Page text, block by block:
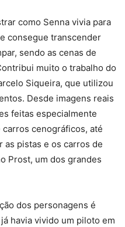
como Senna vivia para
consegue transcender
sendo as cenas de
muito o trabalho do
Siqueira, que utilizou
Desde imagens reais
feitas especialmente
cenográficos, até
as pistas e os carros de
Prost, um dos grandes
dos personagens é
havia vivido um piloto em